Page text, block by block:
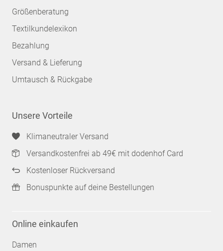
Größenberatung
Textilkundelexikon
Bezahlung
Versand & Lieferung
Umtausch & Rückgabe
Unsere Vorteile
Klimaneutraler Versand
Versandkostenfrei ab 49€ mit dodenhof Card
Kostenloser Rückversand
Bonuspunkte auf deine Bestellungen
Online einkaufen
Damen